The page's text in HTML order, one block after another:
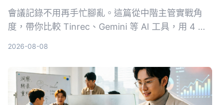
會議記錄不用再手忙腳亂。這篇從中階主管實戰角
度，帶你比較 Tinrec、Gemini 等 AI 工具，用 4 步
2026-08-08